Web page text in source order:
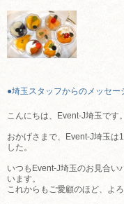
●埼玉スタッフからのメッセー
こんにちは、Event-J埼玉です。
おかげさまで、Event-J埼玉は
した。
いつもEvent-J埼玉のお見合い
います。
これからもご愛顧のほど、よ